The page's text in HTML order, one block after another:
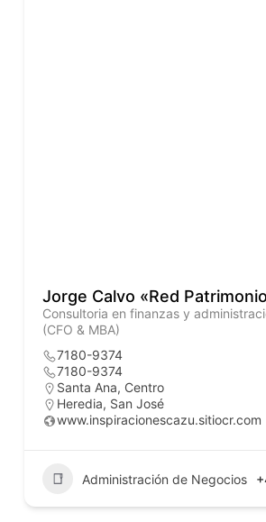
Jorge Calvo «Red
Consultoria en finanzas y
(CFO & MBA)
7180-9374
7180-9374
Santa Ana, Centro
Heredia, San José
www.inspiracionescazu.sitiocr.com
Administración de Negocios